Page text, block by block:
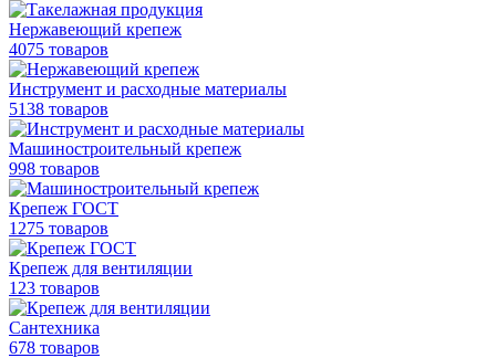
Нержавеющий крепеж
4075 товаров
Инструмент и расходные материалы
5138 товаров
Машиностроительный крепеж
998 товаров
Крепеж ГОСТ
1275 товаров
Крепеж для вентиляции
123 товаров
Сантехника
678 товаров